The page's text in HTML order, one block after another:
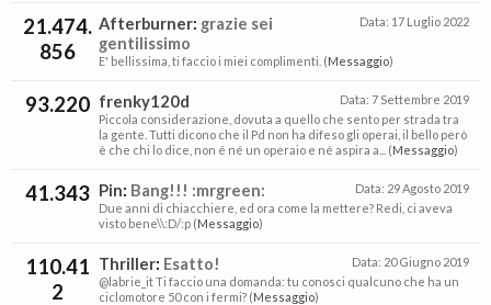
21.474.
856
Data: 17 Luglio 2022
Afterburner: grazie sei
gentilissimo
E' bellissima, ti faccio i miei complimenti. (Messaggio)
93.220 Data: 7 Settembre 2019
frenky120d
Piccola considerazione, dovuta a quello che sento per strada tra
la gente. Tutti dicono che il Pd non ha difeso gli operai, il bello però
è che chi lo dice, non é né un operaio e né aspira a... (Messaggio)
41.343 Data: 29 Agosto 2019
Pin: Bang!!! :mrgreen:
Due anni di chiacchiere, ed ora come la mettere? Redi, ci aveva
visto bene\\:D/:p (Messaggio)
110.41
2
Data: 20 Giugno 2019
Thriller: Esatto!
@labrie_it Ti faccio una domanda: tu conosci qualcuno che ha un
ciclomotore 50 con i fermi? (Messaggio)